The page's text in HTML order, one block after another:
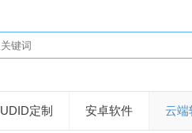
UDID定制 安卓软件 云端